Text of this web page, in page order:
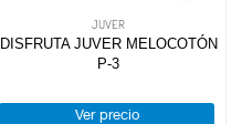
JUVER
DISFRUTA JUVER MELOCOTÓN
P-3
Ver precio